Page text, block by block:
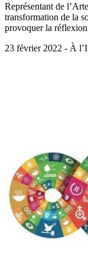
Représentant de
transformation de la
provoquer la
23 février 2022 - À